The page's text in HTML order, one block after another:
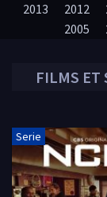
FILMS ET
Serie
2013
2012
2005